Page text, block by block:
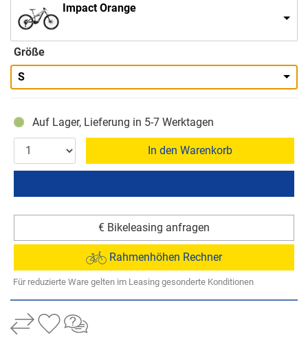
Impact Orange
Größe
S
Auf Lager, Lieferung in 5-7 Werktagen
In den Warenkorb
€ Bikeleasing anfragen
Rahmenhöhen Rechner
Für reduzierte Ware gelten im Leasing gesonderte Konditionen